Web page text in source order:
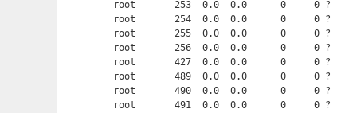
root       253  0.0  0.0      0     0 ?
root       254  0.0  0.0      0     0 ?
root       255  0.0  0.0      0     0 ?
root       256  0.0  0.0      0     0 ?
root       427  0.0  0.0      0     0 ?
root       489  0.0  0.0      0     0 ?
root       490  0.0  0.0      0     0 ?
root       491  0.0  0.0      0     0 ?